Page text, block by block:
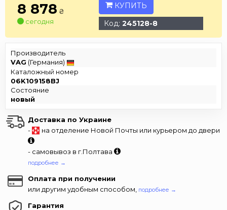
8 878 ₴
сегодня
КУПИТЬ
Код: 245128-8
Производитель
VAG (Германия)
Каталожный номер
06K109158BJ
Состояние
новый
Доставка по Украине
-
на отделение Новой Почты или курьером до двери
- самовывоз в г.Полтава
подробнее →
Оплата при получении
или другим удобным способом, подробнее →
Гарантия